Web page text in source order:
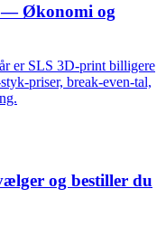
— Økonomi og
er SLS 3D-print billigere
priser, break-even-tal,
og bestiller du